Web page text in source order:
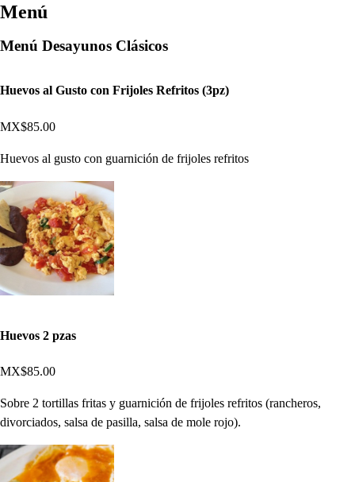
Menú
Menú Desayunos Clásicos
Huevos al Gusto con Frijoles Refritos (3pz)
MX$85.00
Huevos al gusto con guarnición de frijoles refritos
Huevos 2 pzas
MX$85.00
Sobre 2 tortillas fritas y guarnición de frijoles refritos (rancheros,
divorciados, salsa de pasilla, salsa de mole rojo).